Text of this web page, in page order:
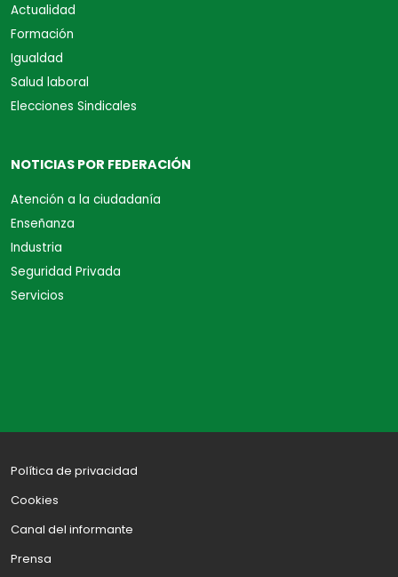
Actualidad
Formación
Igualdad
Salud laboral
Elecciones Sindicales
NOTICIAS POR FEDERACIÓN
Atención a la ciudadanía
Enseñanza
Industria
Seguridad Privada
Servicios
Política de privacidad
Cookies
Canal del informante
Prensa